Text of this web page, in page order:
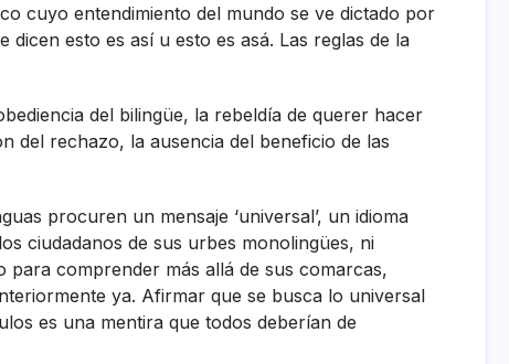
cuyo entendimiento del mundo se ve dictado por
dicen esto es así­ u esto es asá. Las reglas de la
del bilingüe, la rebeldí­a de querer hacer
del rechazo, la ausencia del beneficio de las
procuren un mensaje ‘universal’, un idioma
ciudadanos de sus urbes monolingües, ni
comprender más allá de sus comarcas,
ya. Afirmar que se busca lo universal
es una mentira que todos deberí­an de